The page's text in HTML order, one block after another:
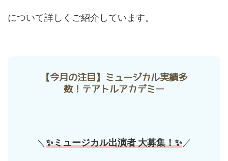
について詳しくご紹介しています。
【今月の注目】ミュージカル実績多
数！テアトルアカデミー
＼ ✨ミュージカル出演者 大募集！✨／